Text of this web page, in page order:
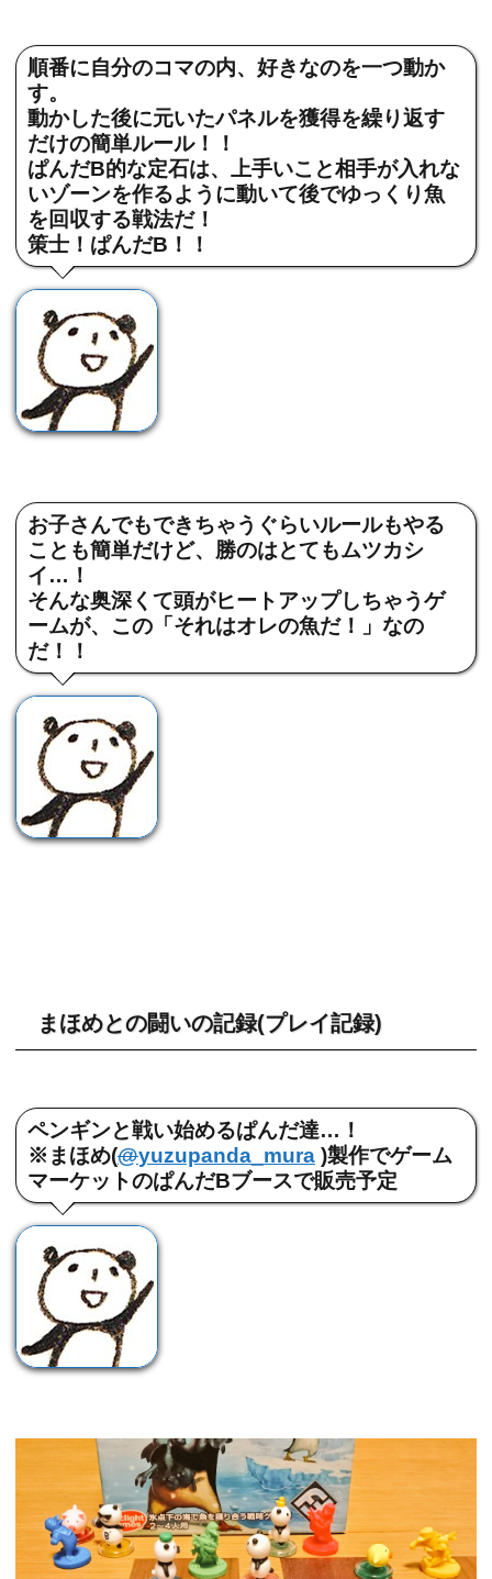
順番に自分のコマの内、好きなのを一つ動か
す。
動かした後に元いたパネルを獲得を繰り返す
だけの簡単ルール！！
ぱんだB的な定石は、上手いこと相手が入れな
いゾーンを作るように動いて後でゆっくり魚
を回収する戦法だ！
策士！ぱんだB！！
お子さんでもできちゃうぐらいルールもやる
ことも簡単だけど、勝のはとてもムツカシ
イ…！
そんな奥深くて頭がヒートアップしちゃうゲ
ームが、この「それはオレの魚だ！」なの
だ！！
まほめとの闘いの記録(プレイ記録)
ペンギンと戦い始めるぱんだ達…！
※まほめ(@yuzupanda_mura )製作でゲーム
マーケットのぱんだBブースで販売予定